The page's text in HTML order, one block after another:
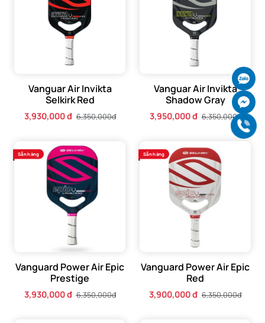
Vanguar Air Invikta
Selkirk Red
3,930,000 đ 6,350,000đ
Vanguar Air Invikta
Shadow Gray
3,950,000 đ 6,350,000đ
Sẵn hàng
Vanguard Power Air Epic
Prestige
3,930,000 đ 6,350,000đ
Sẵn hàng
Vanguard Power Air Epic
Red
3,900,000 đ 6,350,000đ